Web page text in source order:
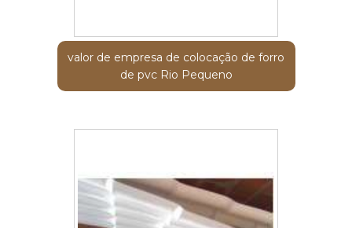
valor de empresa de colocação de forro
de pvc Rio Pequeno